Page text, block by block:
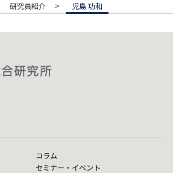
研究員紹介 児島 功和
コラム
セミナー・イベント